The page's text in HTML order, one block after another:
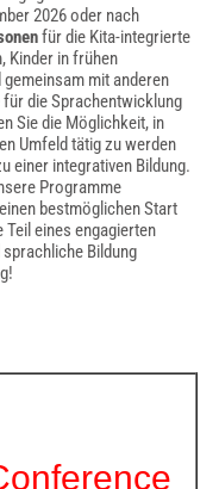
2026 oder nach
für die Kita-integrierte
Kinder in frühen
mit anderen
die Sprachentwicklung
Sie die Möglichkeit, in
Umfeld tätig zu werden
einer integrativen Bildung.
Programme
bestmöglichen Start
eines engagierten
Bildung